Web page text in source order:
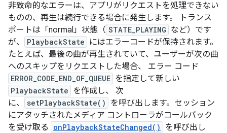
非致命的なエラーは、アプリがリクエストを処理できない
ものの、再生は続行できる場合に発生します。 トランス
ポートは「normal」状態（ STATE_PLAYING など）です
が、
PlaybackState
にはエラーコードが保持されます。
たとえば、最後の曲が再生されていて、ユーザーが次の曲
へのスキップをリクエストした場合、 エラー コード
ERROR_CODE_END_OF_QUEUE を指定して新しい
PlaybackState を作成し、 次
に、
setPlaybackState()
を呼び出します。セッション
にアタッチされたメディア コントローラがコールバック
を受け取る
onPlaybackStateChanged()
を呼び出し